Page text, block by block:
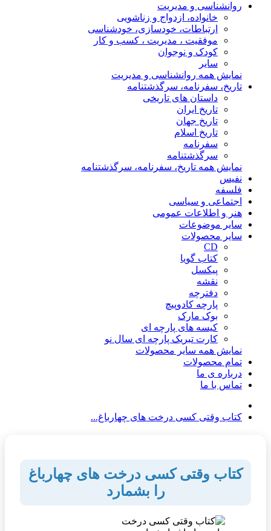
روانشناسی و مدیریت
خانواده، ازدواج و زناشویی
ارتباطات، خودسازی، خودشناسی
موفقیت ، مدیریت ، کسب و کار
کودک و نوجوان
سایر
نمایش همه روانشناسی و مدیریت
تاریخ، سفرنامه، سرگذشتنامه
داستان های تاریخی
تاریخ ایران
تاریخ جهان
تاریخ اسلام
سفرنامه
سرگذشتنامه
نمایش همه تاریخ، سفرنامه، سرگذشتنامه
نفیس
فلسفه
اجتماعی و سیاسی
هنر و اطلاعات عمومی
سایر موضوعات
سایر محصولات
CD
کتاب گویا
پیکسل
نقشه
دفترچه
پارچه کادوپیچ
بوک مارک
کیسه های پارچه ای
کارت تبریک پارچه ای سال نو
نمایش همه سایر محصولات
تمام محصولات
درباره ی ما
تماس با ما
کتاب وقتی کسی درخت های چهارباغ...
کتاب وقتی کسی درخت های چهارباغ
را بشمارد